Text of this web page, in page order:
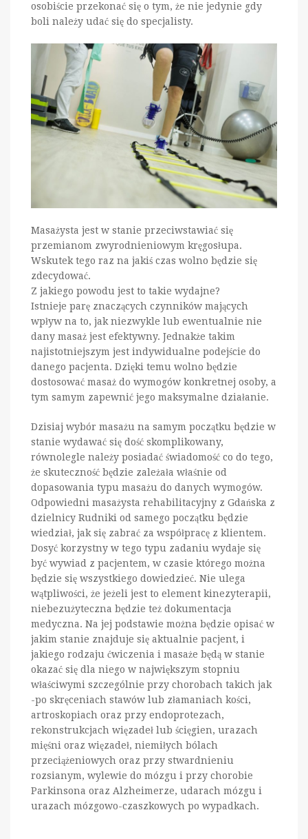
osobiście przekonać się o tym, że nie jedynie gdy
boli należy udać się do specjalisty.
Masażysta jest w stanie przeciwstawiać się
przemianom zwyrodnieniowym kręgosłupa.
Wskutek tego raz na jakiś czas wolno będzie się
zdecydować.
Z jakiego powodu jest to takie wydajne?
Istnieje parę znaczących czynników mających
wpływ na to, jak niezwykle lub ewentualnie nie
dany masaż jest efektywny. Jednakże takim
najistotniejszym jest indywidualne podejście do
danego pacjenta. Dzięki temu wolno będzie
dostosować masaż do wymogów konkretnej osoby, a
tym samym zapewnić jego maksymalne działanie.
Dzisiaj wybór masażu na samym początku będzie w
stanie wydawać się dość skomplikowany,
równolegle należy posiadać świadomość co do tego,
że skuteczność będzie zależała właśnie od
dopasowania typu masażu do danych wymogów.
Odpowiedni masażysta rehabilitacyjny z Gdańska z
dzielnicy Rudniki od samego początku będzie
wiedział, jak się zabrać za współpracę z klientem.
Dosyć korzystny w tego typu zadaniu wydaje się
być wywiad z pacjentem, w czasie którego można
będzie się wszystkiego dowiedzieć. Nie ulega
wątpliwości, że jeżeli jest to element kinezyterapii,
niebezużyteczna będzie też dokumentacja
medyczna. Na jej podstawie można będzie opisać w
jakim stanie znajduje się aktualnie pacjent, i
jakiego rodzaju ćwiczenia i masaże będą w stanie
okazać się dla niego w największym stopniu
właściwymi szczególnie przy chorobach takich jak
-po skręceniach stawów lub złamaniach kości,
artroskopiach oraz przy endoprotezach,
rekonstrukcjach więzadeł lub ścięgien, urazach
mięśni oraz więzadeł, niemiłych bólach
przeciążeniowych oraz przy stwardnieniu
rozsianym, wylewie do mózgu i przy chorobie
Parkinsona oraz Alzheimerze, udarach mózgu i
urazach mózgowo-czaszkowych po wypadkach.